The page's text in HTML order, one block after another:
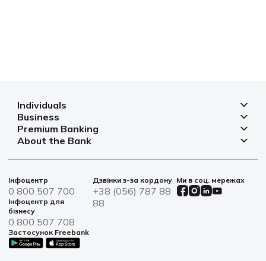
Individuals
Deposits
Mortgage
Insurance
Loans
Business
Deposits for business
Small and micro businesses
Bills and payments
Solutions for agro
IT solutions
Premium Banking
Deposits
Payment cards
Bank safes
War bonds
Service centers
About the Bank
Financial reporting
Information for shareholders and stakeholders
News
Sustainable Development
Інфоцентр
0 800 507 700
Інфоцентр для
бізнесу
0 800 507 708
Дзвінки з-за кордону
+38 (056) 787 88
88
Ми в соц. мережах
Застосунок Freebank